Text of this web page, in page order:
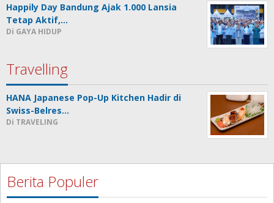
Happily Day Bandung Ajak 1.000 Lansia
Tetap Aktif,…
Di GAYA HIDUP
Travelling
HANA Japanese Pop-Up Kitchen Hadir di
Swiss-Belres…
Di TRAVELING
Berita Populer